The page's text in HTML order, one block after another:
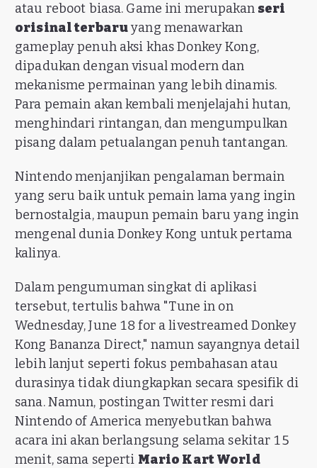
atau reboot biasa. Game ini merupakan seri
orisinal terbaruyang menawarkan
gameplay penuh aksi khas Donkey Kong,
dipadukan dengan visual modern dan
mekanisme permainan yang lebih dinamis.
Para pemain akan kembali menjelajahi hutan,
menghindari rintangan, dan mengumpulkan
pisang dalam petualangan penuh tantangan.
Nintendo menjanjikan pengalaman bermain
yang seru baik untuk pemain lama yang ingin
bernostalgia, maupun pemain baru yang ingin
mengenal dunia Donkey Kong untuk pertama
kalinya.
Dalam pengumuman singkat di aplikasi
tersebut, tertulis bahwa "Tune in on
Wednesday, June 18 for a livestreamed Donkey
Kong Bananza Direct," namun sayangnya detail
lebih lanjut seperti fokus pembahasan atau
durasinya tidak diungkapkan secara spesifik di
sana. Namun, postingan Twitter resmi dari
Nintendo of America menyebutkan bahwa
acara ini akan berlangsung selama sekitar 15
menit, sama seperti Mario Kart World